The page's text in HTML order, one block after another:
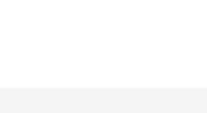
aus 100‑%‑Übernahme von